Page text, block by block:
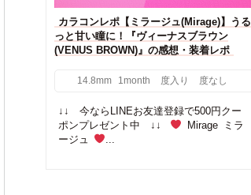
カラコンレポ【ミラージュ(Mirage)】うる
っと甘い瞳に！『ヴィーナスブラウン
(VENUS BROWN)』の感想・装着レポ
14.8mm 1month 度入り 度なし
↓↓ 今ならLINEお友達登録で500円クー
ポンプレゼント中 ↓↓
Mirage ミラ
ージュ
...